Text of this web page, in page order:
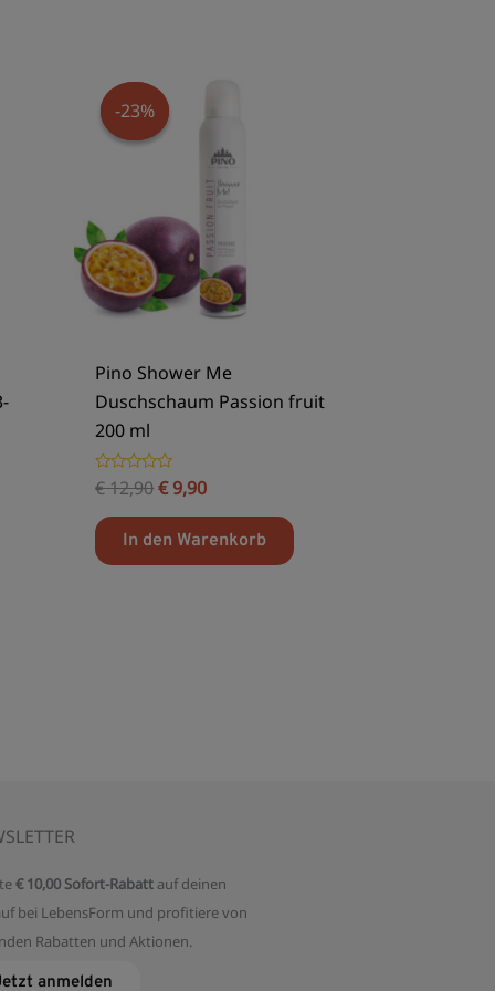
-23%
-23%
Pino Shower Me
Duschschaum Passion fruit
200 ml
Bewertet
mit
von
€12,90
Preis
war:
€ 12,90
€9,90
In den Warenkorb
€ 10,00 Sofort-Rabatt auf deinen
bei LebensForm und profitiere von
Rabatten und Aktionen.
anmelden